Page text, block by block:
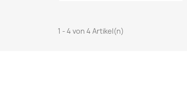
1 - 4 von 4 Artikel(n)